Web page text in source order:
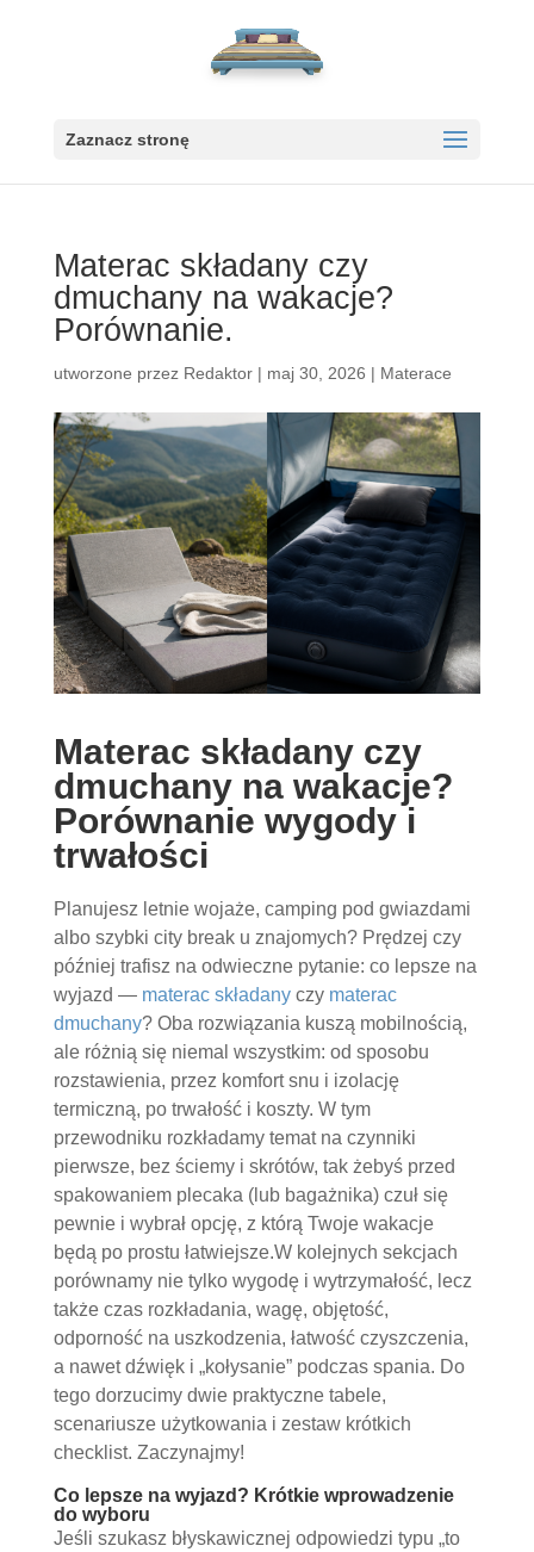
Zaznacz stronę
Materac składany czy
dmuchany na wakacje?
Porównanie.
utworzone przez Redaktor| maj 30, 2026 | Materace
Materac składany czy
dmuchany na wakacje?
Porównanie wygody i
trwałości
Planujesz letnie wojaże, camping pod gwiazdami
albo szybki city break u znajomych? Prędzej czy
później trafisz na odwieczne pytanie: co lepsze na
wyjazd — materac składanyczy materac
dmuchany? Oba rozwiązania kuszą mobilnością,
ale różnią się niemal wszystkim: od sposobu
rozstawienia, przez komfort snu i izolację
termiczną, po trwałość i koszty. W tym
przewodniku rozkładamy temat na czynniki
pierwsze, bez ściemy i skrótów, tak żebyś przed
spakowaniem plecaka (lub bagażnika) czuł się
pewnie i wybrał opcję, z którą Twoje wakacje
będą po prostu łatwiejsze.W kolejnych sekcjach
porównamy nie tylko wygodę i wytrzymałość, lecz
także czas rozkładania, wagę, objętość,
odporność na uszkodzenia, łatwość czyszczenia,
a nawet dźwięk i „kołysanie” podczas spania. Do
tego dorzucimy dwie praktyczne tabele,
scenariusze użytkowania i zestaw krótkich
checklist. Zaczynajmy!
Co lepsze na wyjazd? Krótkie wprowadzenie
do wyboru
Jeśli szukasz błyskawicznej odpowiedzi typu „to